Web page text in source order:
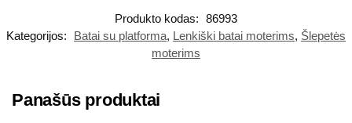
Produkto kodas: 86993
Kategorijos:
Batai su platforma, Lenkiški batai moterims, Šlepetės
moterims
Panašūs produktai